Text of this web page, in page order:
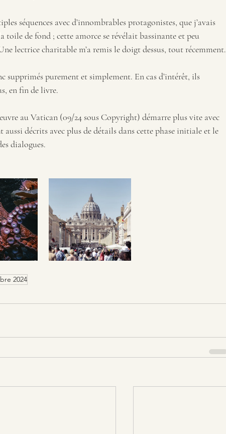
séquences avec d’innombrables protagonistes, que j’avais
de fond ; cette amorce se révélait bassinante et peu
lectrice charitable m’a remis le doigt dessus, tout récemment.
supprimés purement et simplement. En cas d’intérêt, ils
en fin de livre.
au Vatican (09/24 sous Copyright) démarre plus vite avec
aussi décrits avec plus de détails dans cette phase initiale et le
dialogues.
2024